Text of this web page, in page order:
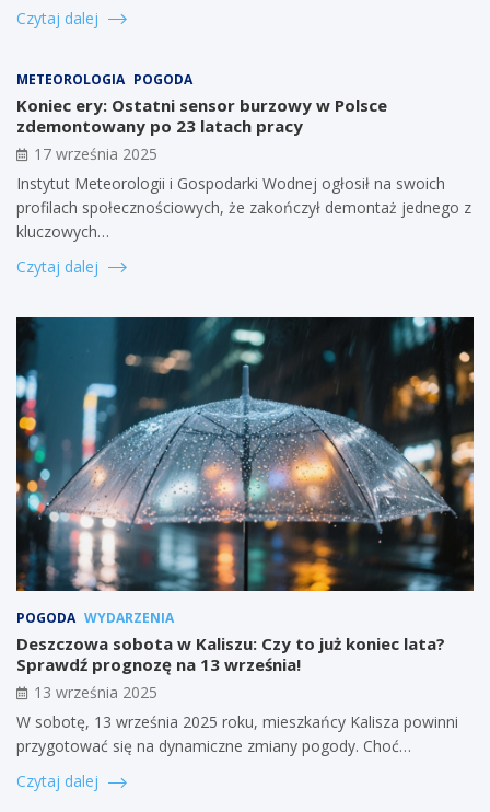
Czytaj dalej
METEOROLOGIA POGODA
Koniec ery: Ostatni sensor burzowy w Polsce
zdemontowany po 23 latach pracy
17 września 2025
Instytut Meteorologii i Gospodarki Wodnej ogłosił na swoich
profilach społecznościowych, że zakończył demontaż jednego z
kluczowych…
Czytaj dalej
POGODA WYDARZENIA
Deszczowa sobota w Kaliszu: Czy to już koniec lata?
Sprawdź prognozę na 13 września!
13 września 2025
W sobotę, 13 września 2025 roku, mieszkańcy Kalisza powinni
przygotować się na dynamiczne zmiany pogody. Choć…
Czytaj dalej